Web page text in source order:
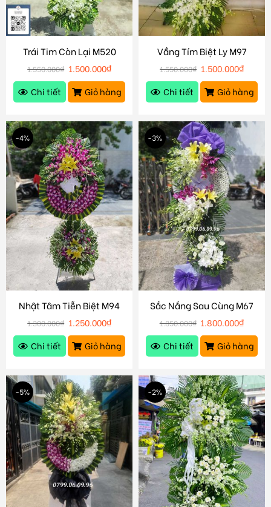
Trái Tim Còn Lại M520
1.550.000₫ 1.500.000₫
Chi tiết
Giỏ hàng
Vầng Tím Biệt Ly M97
1.550.000₫ 1.500.000₫
Chi tiết
Giỏ hàng
-4%
Nhật Tâm Tiễn Biệt M94
1.300.000₫ 1.250.000₫
Chi tiết
Giỏ hàng
-3%
Sắc Nắng Sau Cùng M67
1.850.000₫ 1.800.000₫
Chi tiết
Giỏ hàng
-5% -2%